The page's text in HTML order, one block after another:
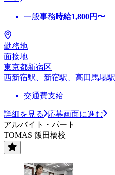
一般事務時給1,800円〜
勤務地
面接地
東京都新宿区
西新宿駅、新宿駅、高田馬場駅
交通費支給
詳細を見る
応募画面に進む
アルバイト・パート
TOMAS 飯田橋校